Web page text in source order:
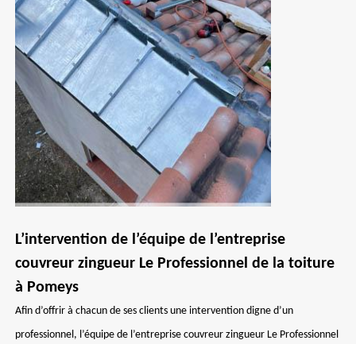
L’intervention de l’équipe de l’entreprise
couvreur zingueur Le Professionnel de la toiture
à Pomeys
Afin d’offrir à chacun de ses clients une intervention digne d’un
professionnel, l’équipe de l’entreprise couvreur zingueur Le Professionnel